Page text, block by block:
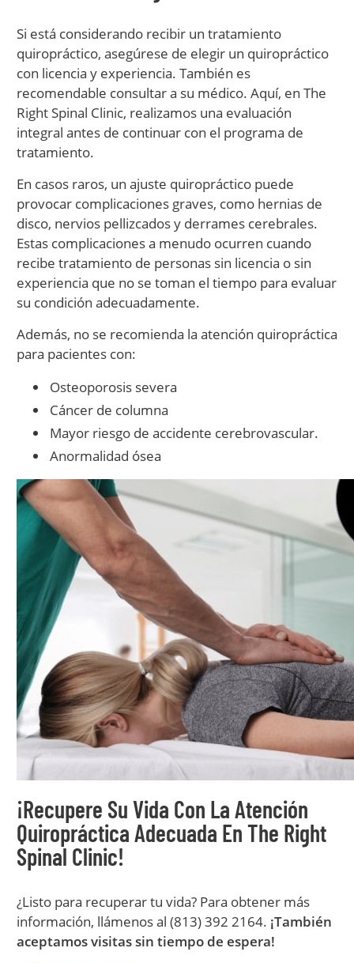
Si está considerando recibir un tratamiento
quiropráctico, asegúrese de elegir un quiropráctico
con licencia y experiencia. También es
recomendable consultar a su médico. Aquí, en The
Right Spinal Clinic, realizamos una evaluación
integral antes de continuar con el programa de
tratamiento.
En casos raros, un ajuste quiropráctico puede
provocar complicaciones graves, como hernias de
disco, nervios pellizcados y derrames cerebrales.
Estas complicaciones a menudo ocurren cuando
recibe tratamiento de personas sin licencia o sin
experiencia que no se toman el tiempo para evaluar
su condición adecuadamente.
Además, no se recomienda la atención quiropráctica
para pacientes con:
Osteoporosis severa
Cáncer de columna
Mayor riesgo de accidente cerebrovascular.
Anormalidad ósea
¡Recupere Su Vida Con La Atención
Quiropráctica Adecuada En The Right
Spinal Clinic!
¿Listo para recuperar tu vida? Para obtener más
información, llámenos al (813) 392 2164. ¡También
aceptamos visitas sin tiempo de espera!